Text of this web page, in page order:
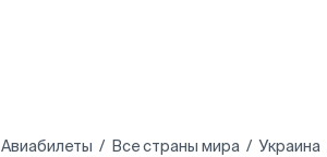
Авиабилеты Все страны мира Украина